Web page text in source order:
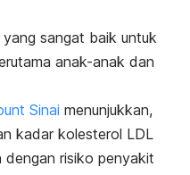
sangat baik untuk
anak-anak dan
Sinai menunjukkan,
kadar kolesterol LDL
dengan risiko penyakit